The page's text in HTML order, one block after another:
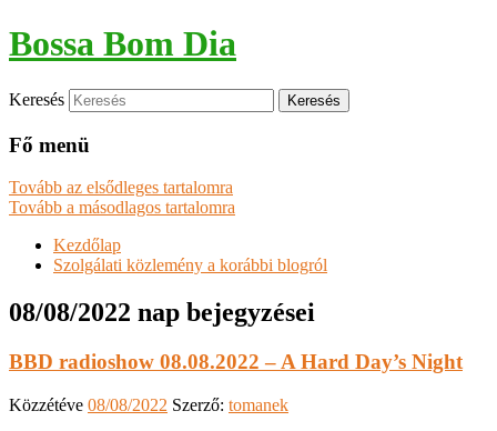
Bossa Bom Dia
Keresés
Fő menü
Tovább az elsődleges tartalomra
Tovább a másodlagos tartalomra
Kezdőlap
Szolgálati közlemény a korábbi blogról
08/08/2022 nap bejegyzései
BBD radioshow 08.08.2022 – A Hard Day’s Night
Közzétéve 08/08/2022 Szerző: tomanek